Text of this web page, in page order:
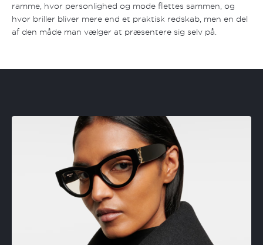
ramme, hvor personlighed og mode flettes sammen, og
hvor briller bliver mere end et praktisk redskab, men en del
af den måde man vælger at præsentere sig selv på.